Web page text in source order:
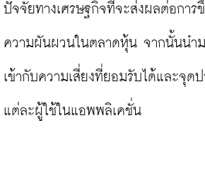
ปัจจัยทางเศรษฐกิจที่จะส่งผลต่อการ
ความผันผวนในตลาดหุ้น จากนั้นนำ
เข้ากับความเสี่ยงที่ยอมรับได้และจุด
แต่ละผู้ใช้ในแอพพลิเคชั่น